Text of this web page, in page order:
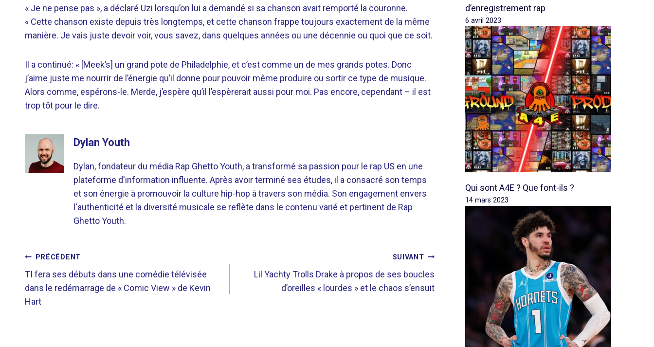
« Je ne pense pas », a déclaré Uzi lorsqu’on lui a demandé si sa chanson avait remporté la couronne.
« Cette chanson existe depuis très longtemps, et cette chanson frappe toujours exactement de la même
manière. Je vais juste devoir voir, vous savez, dans quelques années ou une décennie ou quoi que ce soit.
Il a continué: « [Meek’s] un grand pote de Philadelphie, et c’est comme un de mes grands potes. Donc
j’aime juste me nourrir de l’énergie qu’il donne pour pouvoir même produire ou sortir ce type de musique.
Alors comme, espérons-le. Merde, j’espère qu’il l’espèrerait aussi pour moi. Pas encore, cependant – il est
trop tôt pour le dire.
Dylan Youth
Dylan, fondateur du média Rap Ghetto Youth, a transformé sa passion pour le rap US en une
plateforme d'information influente. Après avoir terminé ses études, il a consacré son temps
et son énergie à promouvoir la culture hip-hop à travers son média. Son engagement envers
l'authenticité et la diversité musicale se reflète dans le contenu varié et pertinent de Rap
Ghetto Youth.
NAVIGATION
DE
L’ARTICLE
PRÉCÉDENT
TI fera ses débuts dans une comédie télévisée
dans le redémarrage de « Comic View » de Kevin
Hart
SUIVANT
Lil Yachty Trolls Drake à propos de ses boucles
d’oreilles « lourdes » et le chaos s’ensuit
d’enregistrement rap
6 avril 2023
Qui sont A4E ? Que font-ils ?
14 mars 2023